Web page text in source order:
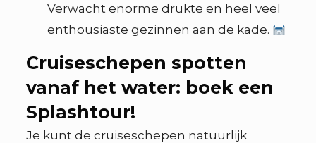
Verwacht enorme drukte en heel veel
enthousiaste gezinnen aan de kade.
Cruiseschepen spotten
vanaf het water: boek een
Splashtour!
Je kunt de cruiseschepen natuurlijk